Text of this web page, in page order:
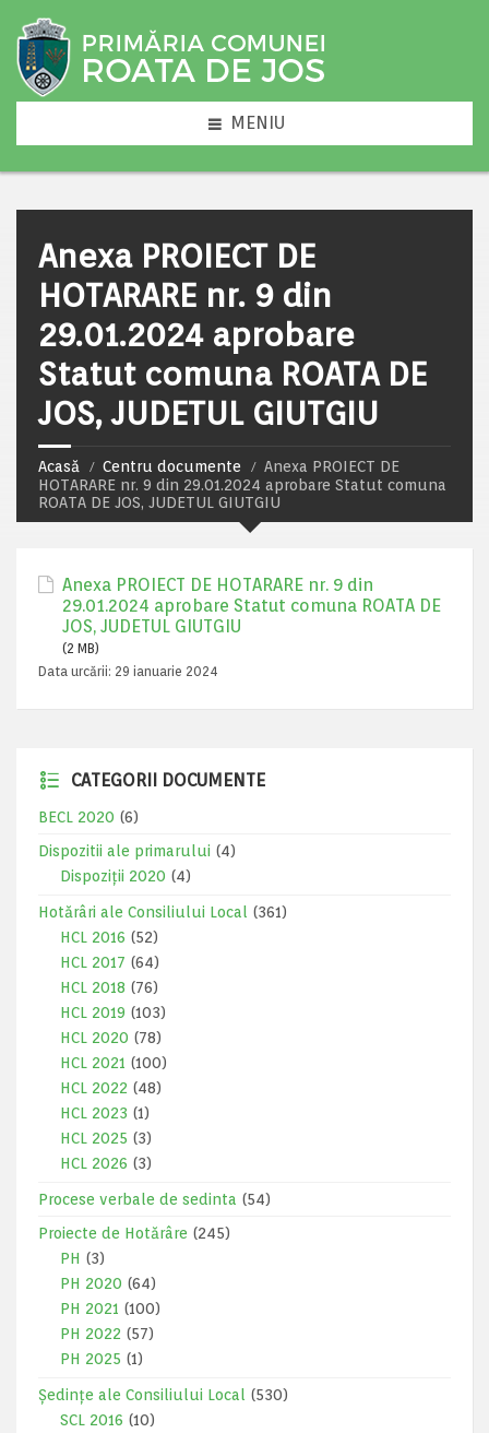
MENIU
Anexa PROIECT DE
HOTARARE nr. 9 din
29.01.2024 aprobare
Statut comuna ROATA DE
JOS, JUDETUL GIUTGIU
Acasă Centru documente
Anexa PROIECT DE
HOTARARE nr. 9 din 29.01.2024 aprobare Statut comuna
ROATA DE JOS, JUDETUL GIUTGIU
Anexa PROIECT DE HOTARARE nr. 9 din
29.01.2024 aprobare Statut comuna ROATA DE
JOS, JUDETUL GIUTGIU
(2 MB)
Data urcării: 29 ianuarie 2024
CATEGORII DOCUMENTE
BECL 2020 (6)
Dispozitii ale primarului (4)
Dispoziții 2020 (4)
Hotărâri ale Consiliului Local
(361)
HCL 2016 (52)
HCL 2017 (64)
HCL 2018 (76)
HCL 2019 (103)
HCL 2020 (78)
HCL 2021 (100)
HCL 2022 (48)
HCL 2023 (1)
HCL 2025 (3)
HCL 2026 (3)
Procese verbale de sedinta (54)
Proiecte de Hotărâre (245)
PH (3)
PH 2020 (64)
PH 2021 (100)
PH 2022 (57)
PH 2025 (1)
Ședințe ale Consiliului Local
(530)
SCL 2016 (10)